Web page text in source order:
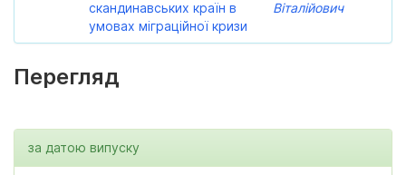
скандинавських країн в
умовах міграційної кризи
Віталійович
Перегляд
за датою випуску